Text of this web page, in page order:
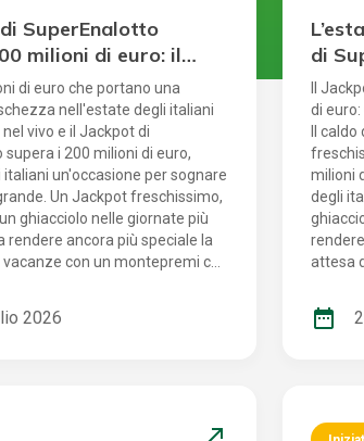
SuperEnalotto
milioni di euro: il
dell’estate è
di euro che portano una
nell'estate degli italiani
nel vivo e il Jackpot di
i 200 milioni di euro,
un'occasione per sognare
Un Jackpot freschissimo,
ghiacciolo nelle giornate più
rendere ancora più speciale la
con un montepremi che
fresco della stagione a
2026
di
Il
di
Il
milioni
degli
attesa
un
date_range
north_east